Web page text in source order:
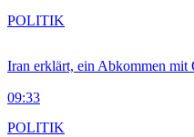
Iran erklärt, ein Abkommen mit
09:33
POLITIK
POLITIK